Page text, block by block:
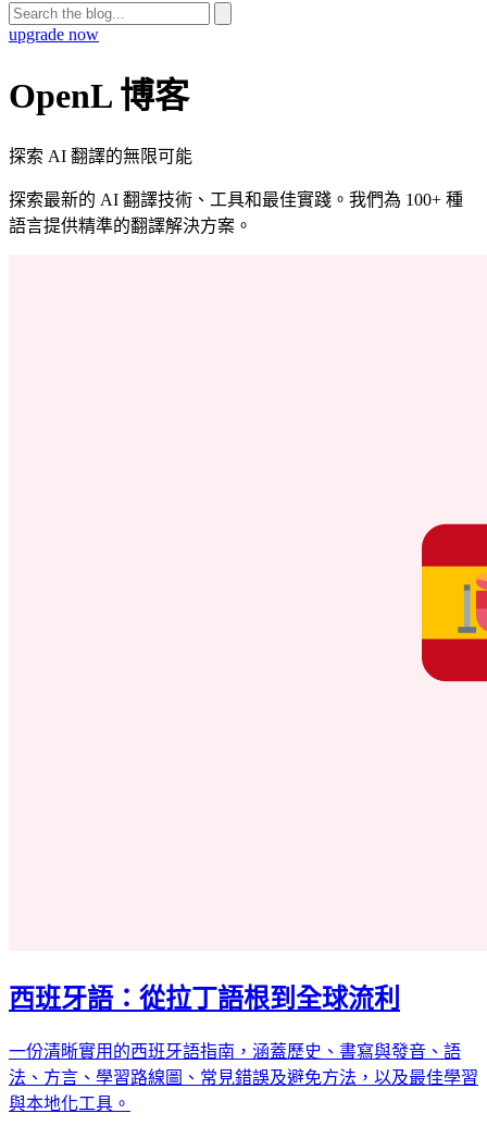
upgrade now
OpenL 博客
探索 AI 翻譯的無限可能
探索最新的 AI 翻譯技術、工具和最佳實踐。我們為 100+ 種
語言提供精準的翻譯解決方案。
西班牙語：從拉丁語根到全球流利
一份清晰實用的西班牙語指南，涵蓋歷史、書寫與發音、語
法、方言、學習路線圖、常見錯誤及避免方法，以及最佳學習
與本地化工具。